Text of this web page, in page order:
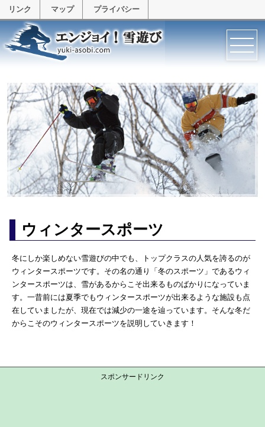
リンク マップ プライバシー
ウィンタースポーツ
冬にしか楽しめない雪遊びの中でも、トップクラスの人気を誇るのが
ウィンタースポーツです。その名の通り「冬のスポーツ」であるウィ
ンタースポーツは、雪があるからこそ出来るものばかりになっていま
す。一昔前には夏季でもウィンタースポーツが出来るような施設も点
在していましたが、現在では減少の一途を辿っています。そんな冬だ
からこそのウィンタースポーツを説明していきます！
スポンサードリンク